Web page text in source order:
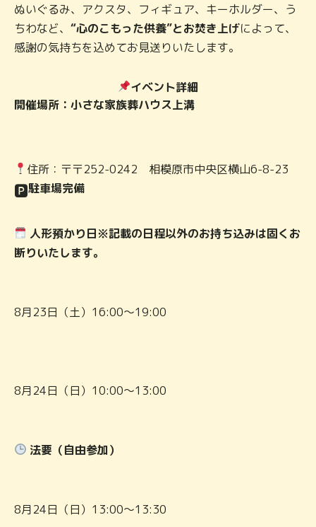
ぬいぐるみ、アクスタ、フィギュア、キーホルダー、う
ちわなど、 “心のこもった供養”とお焚き上げによって、
感謝の気持ちを込めてお見送りいたします。
イベント詳細
開催場所：小さな家族葬ハウス上溝
住所：〒〒252-0242 相模原市中央区横山6-8-23
🅿駐車場完備
人形預かり日※記載の日程以外のお持ち込みは固くお
断りいたします。
8月23日（土）16:00～19:00
8月24日（日）10:00～13:00
法要（自由参加）
8月24日（日）13:00～13:30